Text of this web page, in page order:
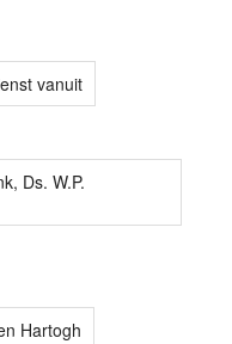
vanuit
Ds. W.P.
Hartogh